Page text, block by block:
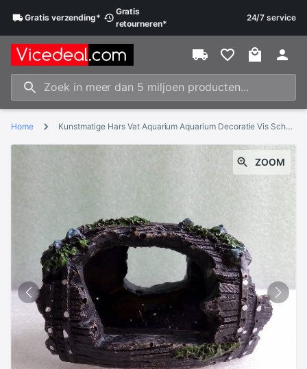
Gratisverzending*
Gratis
retourneren*
24/7 service
Home Kunstmatige Hars Vat Aquarium Aquarium Decoratie Vis Schuilplaatsen Onderdak Simulatie Ornament Landschap Decoratie
ZOOM